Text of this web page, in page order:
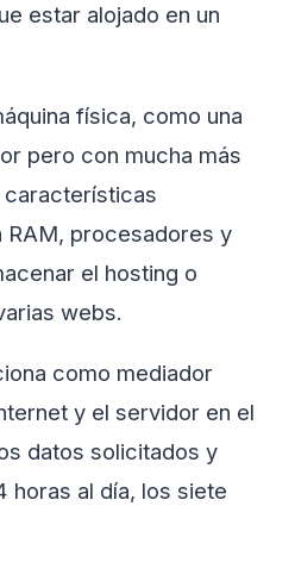
estar alojado en un
física, como una
pero con mucha más
características
procesadores y
el hosting o
webs.
como mediador
y el servidor en el
datos solicitados y
horas al día, los siete